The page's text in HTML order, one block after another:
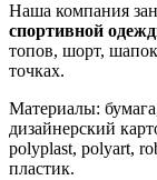
Наша компания
спортивной
топов, шорт,
точках.
Материалы:
дизайнерский
polyplast, polyart,
пластик.